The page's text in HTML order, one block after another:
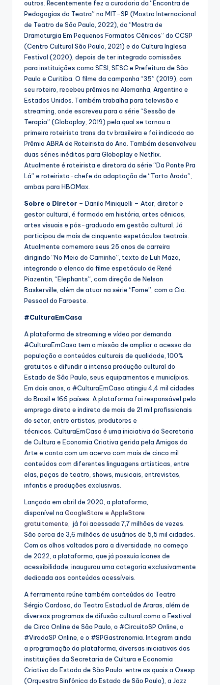
outros. Recentemente fez a curadoria da “Encontra de
Pedagogias da Teatra” na MIT-SP (Mostra Internacional
de Teatro de São Paulo, 2022), da “Mostra de
Dramaturgia Em Pequenos Formatos Cênicos” do CCSP
(Centro Cultural São Paulo, 2021) e do Cultura Inglesa
Festival (2020), depois de ter integrado comissões
para instituições como SESI, SESC e Prefeitura de São
Paulo e Curitiba. O filme da campanha “35” (2019), com
seu roteiro, recebeu prêmios na Alemanha, Argentina e
Estados Unidos. Também trabalha para televisão e
streaming, onde escreveu para a série “Sessão de
Terapia” (Globoplay, 2019) pela qual se tornou a
primeira roteirista trans da tv brasileira e foi indicada ao
Prêmio ABRA de Roteirista do Ano. Também desenvolveu
duas séries inéditas para Globoplay e Netflix.
Atualmente é roteirista e diretora da série “Da Ponte Pra
Lá” e roteirista-chefe da adaptação de “Torto Arado”,
ambas para HBOMax.
Sobre o Diretor – Danilo Miniquelli – Ator, diretor e
gestor cultural, é formado em história, artes cênicas,
artes visuais e pós-graduado em gestão cultural. Já
participou de mais de cinquenta espetáculos teatrais.
Atualmente comemora seus 25 anos de carreira
dirigindo “No Meio do Caminho”, texto de Luh Maza,
integrando o elenco do filme espetáculo de René
Piazentin, “Elephants”, com direção de Nelson
Baskerville, além de atuar na série “Fome”, com a Cia.
Pessoal do Faroeste.
#CulturaEmCasa
A plataforma de streaming e vídeo por demanda
#CulturaEmCasa tem a missão de ampliar o acesso da
população a conteúdos culturais de qualidade, 100%
gratuitos e difundir a intensa produção cultural do
Estado de São Paulo, seus equipamentos e municípios.
Em dois anos, a #CulturaEmCasa atingiu 4,4 mil cidades
do Brasil e 166 países. A plataforma foi responsável pelo
emprego direto e indireto de mais de 21 mil profissionais
do setor, entre artistas, produtores e
técnicos. CulturaEmCasa é uma iniciativa da Secretaria
de Cultura e Economia Criativa gerida pela Amigos da
Arte e conta com um acervo com mais de cinco mil
conteúdos com diferentes linguagens artísticas, entre
elas, peças de teatro, shows, musicais, entrevistas,
infantis e produções exclusivas.
Lançada em abril de 2020, a plataforma,
disponível na GoogleStore e AppleStore
gratuitamente, já foi acessada 7,7 milhões de vezes.
São cerca de 3,6 milhões de usuários de 5,5 mil cidades.
Com os olhos voltados para a diversidade, no começo
de 2022, a plataforma, que já possuía ícones de
acessibilidade, inaugurou uma categoria exclusivamente
dedicada aos conteúdos acessíveis.
A ferramenta reúne também conteúdos do Teatro
Sérgio Cardoso, do Teatro Estadual de Araras, além de
diversos programas de difusão cultural como o Festival
de Circo Online de São Paulo, o #CircuitoSP Online, a
#ViradaSP Online, e o #SPGastronomia. Integram ainda
a programação da plataforma, diversas iniciativas das
instituições da Secretaria de Cultura e Economia
Criativa do Estado de São Paulo, entre as quais a Osesp
(Orquestra Sinfônica do Estado de São Paulo), a Jazz